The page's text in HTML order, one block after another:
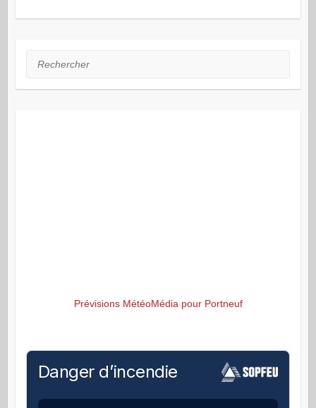
Rechercher
Prévisions MétéoMédia pour Portneuf
Danger d’incendie